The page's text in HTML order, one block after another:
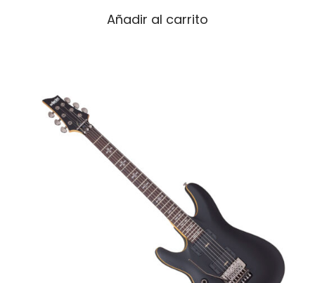
Añadir al carrito